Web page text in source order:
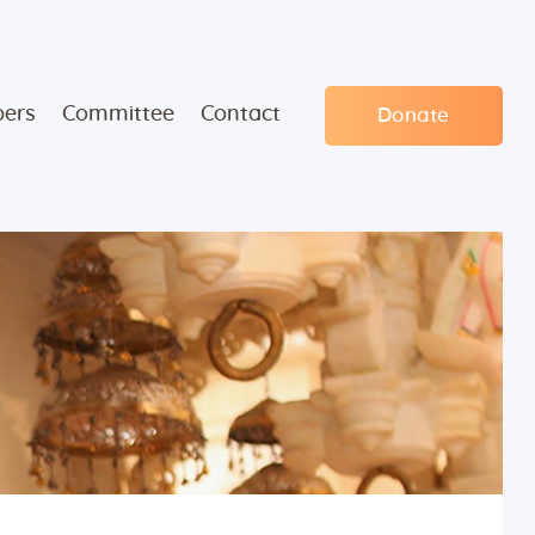
Committee Contact Donate